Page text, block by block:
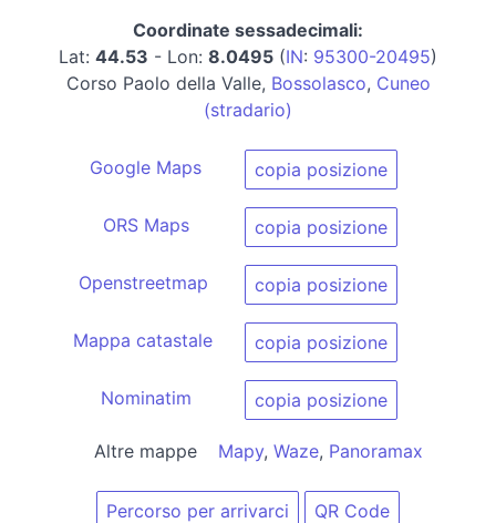
Coordinate sessadecimali:
Lat: 44.53 - Lon: 8.0495 (IN: 95300-20495)
Corso Paolo della Valle, Bossolasco, Cuneo
(stradario)
Google Maps copia posizione
ORS Maps copia posizione
Openstreetmap copia posizione
Mappa catastale copia posizione
Nominatim copia posizione
Altre mappe Mapy, Waze, Panoramax
Percorso per arrivarci QR Code